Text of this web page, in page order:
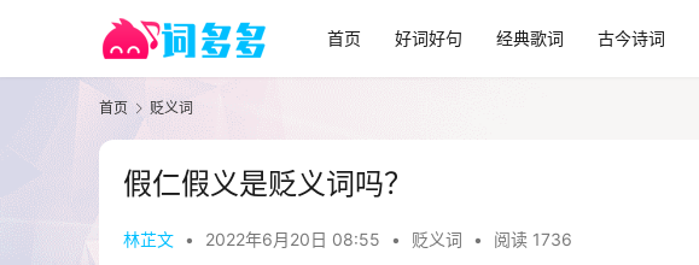
首页 好词好句 经典歌词 古今诗词
首页 贬义词
假仁假义是贬义词吗？
林芷文 • 2022年6月20日 08:55 • 贬义词 • 阅读 1736